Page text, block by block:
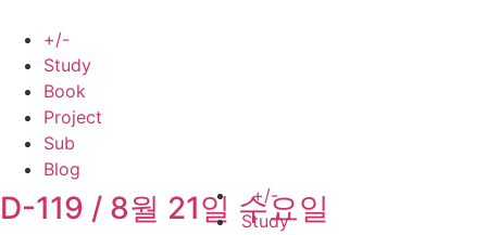
content
+/-
Study
Book
Project
Sub
Blog
+/-
Study
D-119 / 8월 21일 수요일